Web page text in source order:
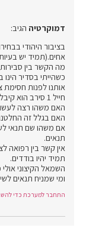
דמוקרטיה הגיב:
אחים.(תמיד יש
מה הקשר בין
אותנו לפנות חסימת
חייל 1 סירב הוא קיבל 30 ימים מחבוש + הורדת דרגה + סילוק מגולני.
האם משהו רצה
האם בגלל זה
אם משהו שם תנאי
תנאים.
אין קשר בין רפואה
תמיד יהיו בודדים.
ומי שמניח תנאים
התחבר למערכת כדי